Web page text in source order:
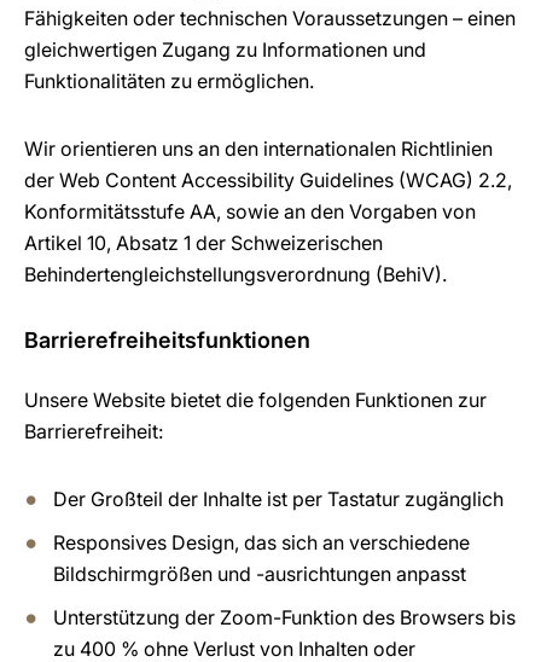
Fähigkeiten oder technischen Voraussetzungen – einen
gleichwertigen Zugang zu Informationen und
Funktionalitäten zu ermöglichen.
Wir orientieren uns an den internationalen Richtlinien
der Web Content Accessibility Guidelines (WCAG) 2.2,
Konformitätsstufe AA, sowie an den Vorgaben von
Artikel 10, Absatz 1 der Schweizerischen
Behindertengleichstellungsverordnung (BehiV).
Barrierefreiheitsfunktionen
Unsere Website bietet die folgenden Funktionen zur
Barrierefreiheit:
Der Großteil der Inhalte ist per Tastatur zugänglich
Responsives Design, das sich an verschiedene
Bildschirmgrößen und -ausrichtungen anpasst
Unterstützung der Zoom-Funktion des Browsers bis
zu 400 % ohne Verlust von Inhalten oder